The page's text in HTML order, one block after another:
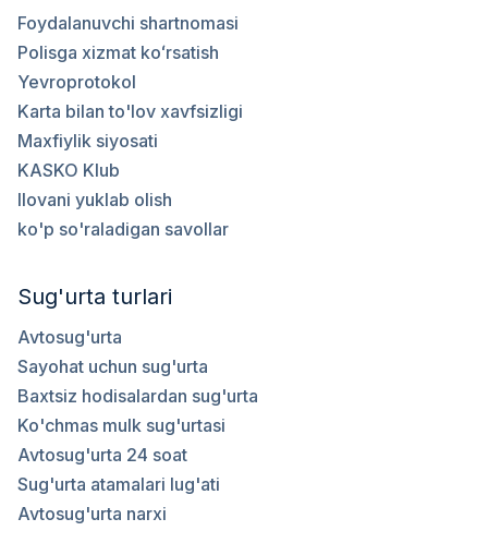
Foydalanuvchi shartnomasi
Polisga xizmat koʻrsatish
Yevroprotokol
Karta bilan to'lov xavfsizligi
Maxfiylik siyosati
KASKO Klub
Ilovani yuklab olish
ko'p so'raladigan savollar
Sug'urta turlari
Avtosug'urta
Sayohat uchun sug'urta
Baxtsiz hodisalardan sug'urta
Ko'chmas mulk sug'urtasi
Avtosug'urta 24 soat
Sug'urta atamalari lug'ati
Avtosug'urta narxi